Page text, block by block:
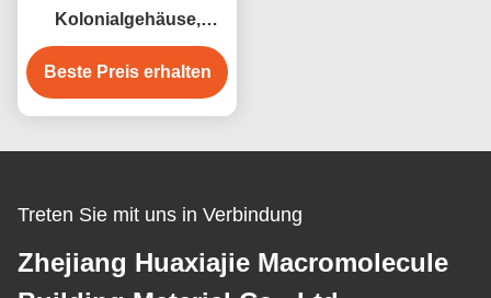
Kolonialgehäuse,
weißes Vinyl, 12 Fuß
PVC-Sockelleiste, PVC-
Fußleiste, dekoratives
Beste Preis erhalten
Treten Sie mit uns in Verbindung
Zhejiang Huaxiajie Macromolecule